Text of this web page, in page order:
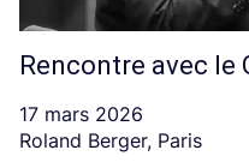
Rencontre avec le
17 mars 2026
Roland Berger, Paris